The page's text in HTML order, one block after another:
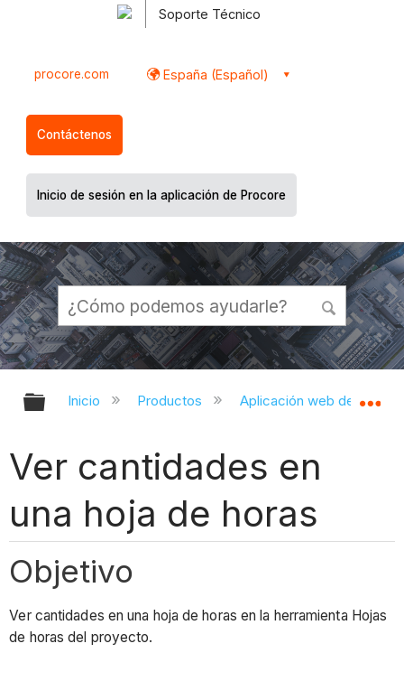
Soporte Técnico
procore.com España (Español)
Contáctenos
Inicio de sesión en la aplicación de Procore
Expandir/contraer jerarquía global
Inicio Productos Aplicación web de
Ver cantidades en
una hoja de horas
Objetivo
Ver cantidades en una hoja de horas en la herramienta Hojas
de horas del proyecto.